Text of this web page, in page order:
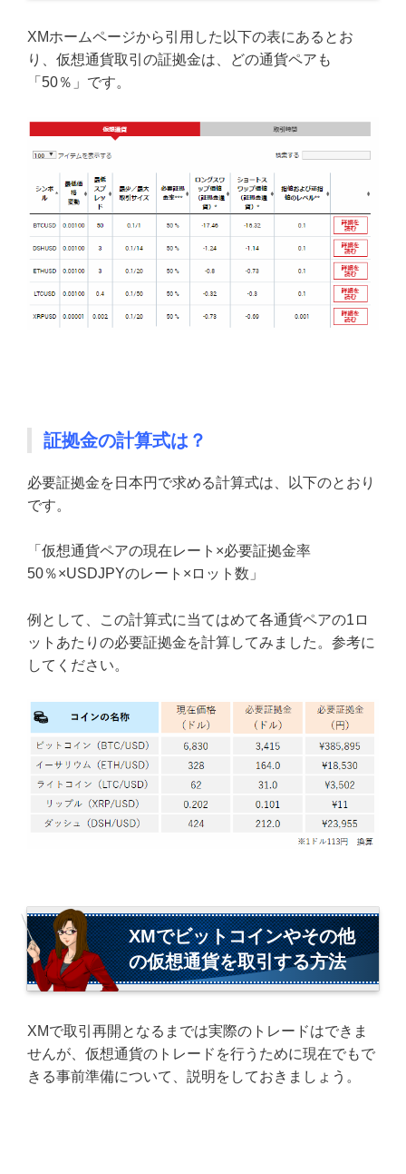
XMホームページから引用した以下の表にあるとお
り、仮想通貨取引の証拠金は、どの通貨ペアも
「50％」です。
証拠金の計算式は？
必要証拠金を日本円で求める計算式は、以下のとおり
です。
「仮想通貨ペアの現在レート×必要証拠金率
50％×USDJPYのレート×ロット数」
例として、この計算式に当てはめて各通貨ペアの1ロ
ットあたりの必要証拠金を計算してみました。参考に
してください。
XMでビットコインやその他
の仮想通貨を取引する方法
XMで取引再開となるまでは実際のトレードはできま
せんが、仮想通貨のトレードを行うために現在でもで
きる事前準備について、説明をしておきましょう。